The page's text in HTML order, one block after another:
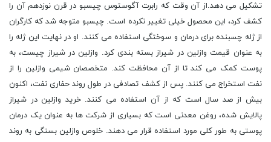
تشکیل می دهد.از آن وقت که رابرت آگوستوس چیسبو در قرن نوزدهم آن را
کشف کرد، این محصول خیلی تغییر نکرده است. چیسبو متوجه شد که کارگران
از ژله چسبنده برای درمان و سوختگی استفاده می کنند. او در نهایت این ژله را
به عنوان قیمت وازلین در شیراز بسته بندی کرد. وازلین در شیراز چیست، به
پوست کمک می کند تا از آن محافظت کند. متخصصان شیمی وازلین را از
نفت استخراج می کنند. پس از کشف تصادفی در طول روند حفاری نفت، اکنون
بیش از صد سال است که از آن استفاده می کنند. خرید وازلین در شیراز
پالایش شده، روغن معدنی است که بسیاری از شرکت ها به عنوان یک درمان
پوستی به طور کلی مورد استفاده قرار می دهند. خلوص وازلین بستگی به روند